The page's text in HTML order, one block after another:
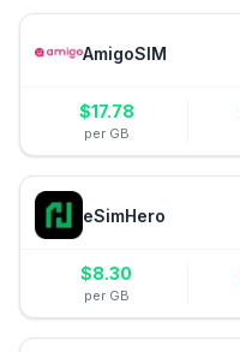
AmigoSIM
$17.78
per GB
eSimHero
$8.30
per GB